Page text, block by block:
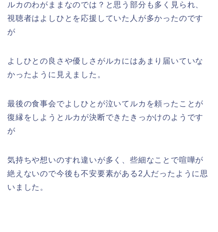
ルカのわがままなのでは？と思う部分も多く見られ、
視聴者はよしひとを応援していた人が多かったのです
が
よしひとの良さや優しさがルカにはあまり届いていな
かったように見えました。
最後の食事会でよしひとが泣いてルカを頼ったことが
復縁をしようとルカが決断できたきっかけのようです
が
気持ちや想いのすれ違いが多く、些細なことで喧嘩が
絶えないので今後も不安要素がある2人だったように思
いました。